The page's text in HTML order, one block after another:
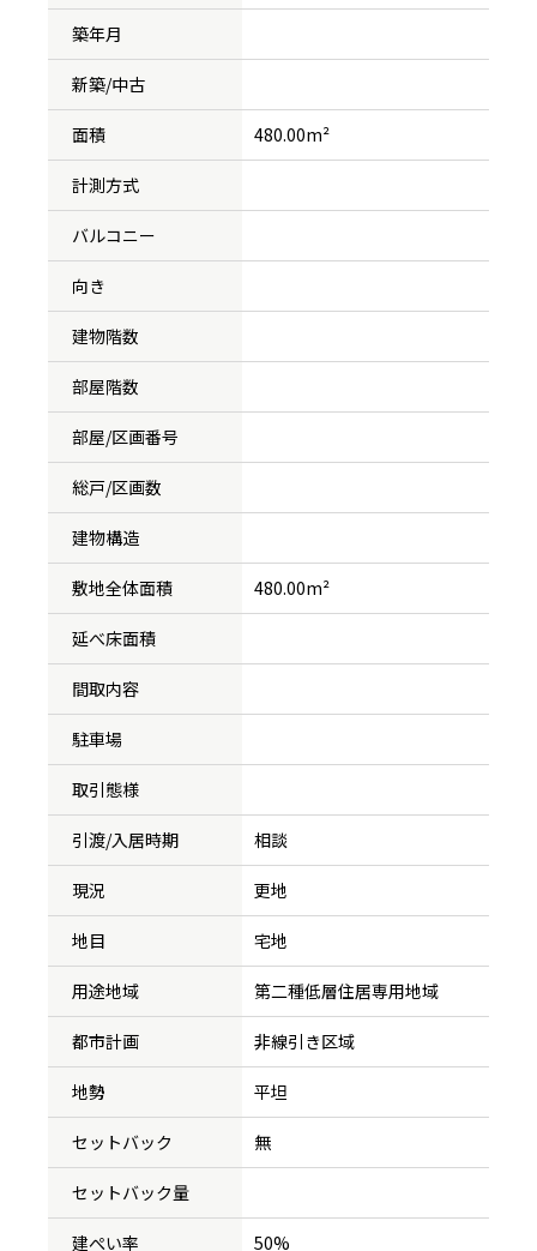
築年月
新築/中古
面積 480.00m²
計測方式
バルコニー
向き
建物階数
部屋階数
部屋/区画番号
総戸/区画数
建物構造
敷地全体面積 480.00m²
延べ床面積
間取内容
駐車場
取引態様
引渡/入居時期 相談
現況 更地
地目 宅地
用途地域 第二種低層住居専用地域
都市計画 非線引き区域
地勢 平坦
セットバック 無
セットバック量
建ぺい率 50%